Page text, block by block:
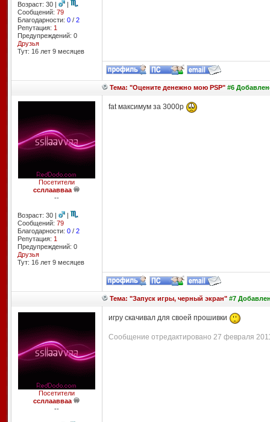
Возраст: 30 |
|
Сообщений: 79
Благодарности: 0/ 2
Репутация: 1
Предупреждений: 0
Друзья
Тут: 16 лет 9 месяцев
Тема: "Оцените денежно мою PSP"#6
Посетители
ссллаавваа
--
Возраст: 30 |
|
Сообщений: 79
Благодарности: 0/ 2
Репутация: 1
Предупреждений: 0
Друзья
Тут: 16 лет 9 месяцев
fat максимум за 3000р
Тема: "Запуск игры, черный экран"#7
Посетители
ссллаавваа
--
игру скачивал для своей прошивки
Сообщение отредактировано 27 февраля